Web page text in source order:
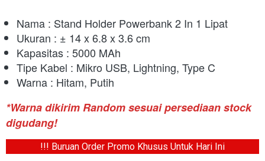
Nama : Stand Holder Powerbank 2 In 1 Lipat
Ukuran : ± 14 x 6.8 x 3.6 cm
Kapasitas : 5000 MAh
Tipe Kabel : Mikro USB, Lightning, Type C
Warna : Hitam, Putih
*Warna dikirim Random sesuai persediaan stock
digudang!
!!! Buruan Order Promo Khusus Untuk Hari Ini